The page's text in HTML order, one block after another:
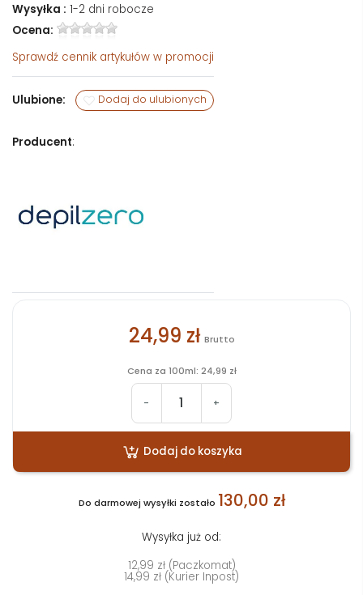
Wysyłka : 1-2 dni robocze
Ocena:
Sprawdź cennik artykułów w promocji
Ulubione: Dodaj do ulubionych
Producent:
24,99 zł Brutto
Cena za 100ml: 24,99 zł
- +
Dodaj do koszyka
Do darmowej wysyłki zostało 130,00 zł
Wysyłka już od:
12,99 zł (Paczkomat)
14,99 zł (Kurier Inpost)